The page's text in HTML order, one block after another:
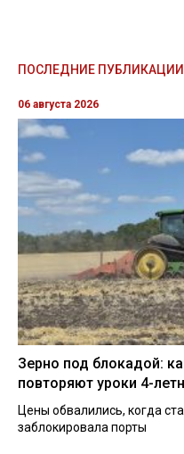
ПОСЛЕДНИЕ ПУБЛИКАЦИИ
06 августа 2026
Зерно под блокадой:
повторяют уроки 4-
Цены обвалились, когда
заблокировала порты